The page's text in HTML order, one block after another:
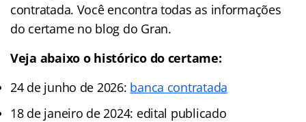
contratada. Você encontra todas as informações
do certame no blog do Gran.
Veja abaixo o histórico do certame:
24 de junho de 2026: banca contratada
18 de janeiro de 2024: edital publicado